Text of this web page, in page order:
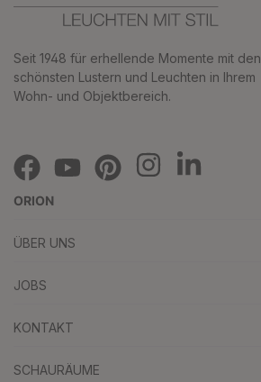
Seit 1948 für erhellende Momente mit den
schönsten Lustern und Leuchten in Ihrem
Wohn- und Objektbereich.
ORION
ÜBER UNS
JOBS
KONTAKT
SCHAURÄUME